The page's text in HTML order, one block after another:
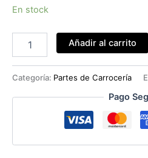
En stock
CORBATA
SUP
cantidad
Añadir al carrito
Categoría: Partes de Carrocería
Pago